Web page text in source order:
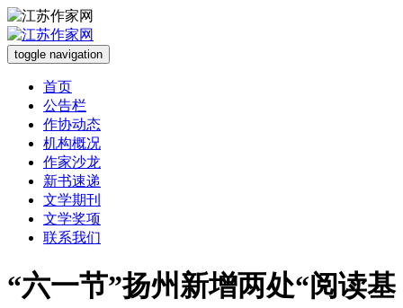
toggle navigation
首页
公告栏
作协动态
机构概况
作家沙龙
新书速递
文学期刊
文学奖项
联系我们
“六一节”扬州新增两处“阅读基